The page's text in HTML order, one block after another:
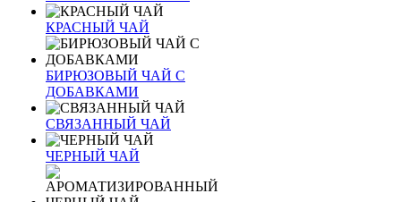
КРАСНЫЙ ЧАЙ
БИРЮЗОВЫЙ ЧАЙ С
ДОБАВКАМИ
СВЯЗАННЫЙ ЧАЙ
ЧЕРНЫЙ ЧАЙ